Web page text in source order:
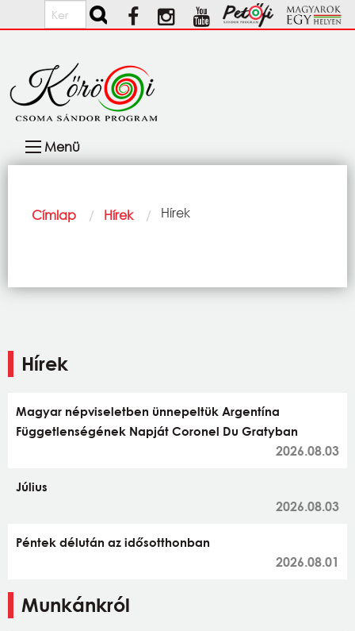
Ugrás a tartalomra
Keresés
navigáció
Menü
Morzsa
Címlap Hírek Current:
Hírek
Hírek
Magyar népviseletben ünnepeltük Argentína
Függetlenségének Napját Coronel Du Gratyban
2026.08.03
Július
2026.08.03
Péntek délután az idősotthonban
2026.08.01
Munkánkról